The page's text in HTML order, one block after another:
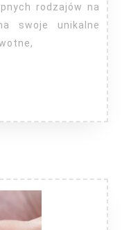
rodzajów na
swoje unikalne